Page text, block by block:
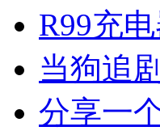
R99充
当狗追
分享一